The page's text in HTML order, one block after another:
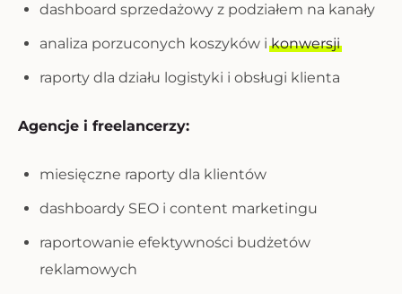
dashboard sprzedażowy z podziałem na kanały
analiza porzuconych koszyków ikonwersji
raporty dla działu logistyki i obsługi klienta
Agencje i freelancerzy:
miesięczne raporty dla klientów
dashboardy SEO i content marketingu
raportowanie efektywności budżetów
reklamowych